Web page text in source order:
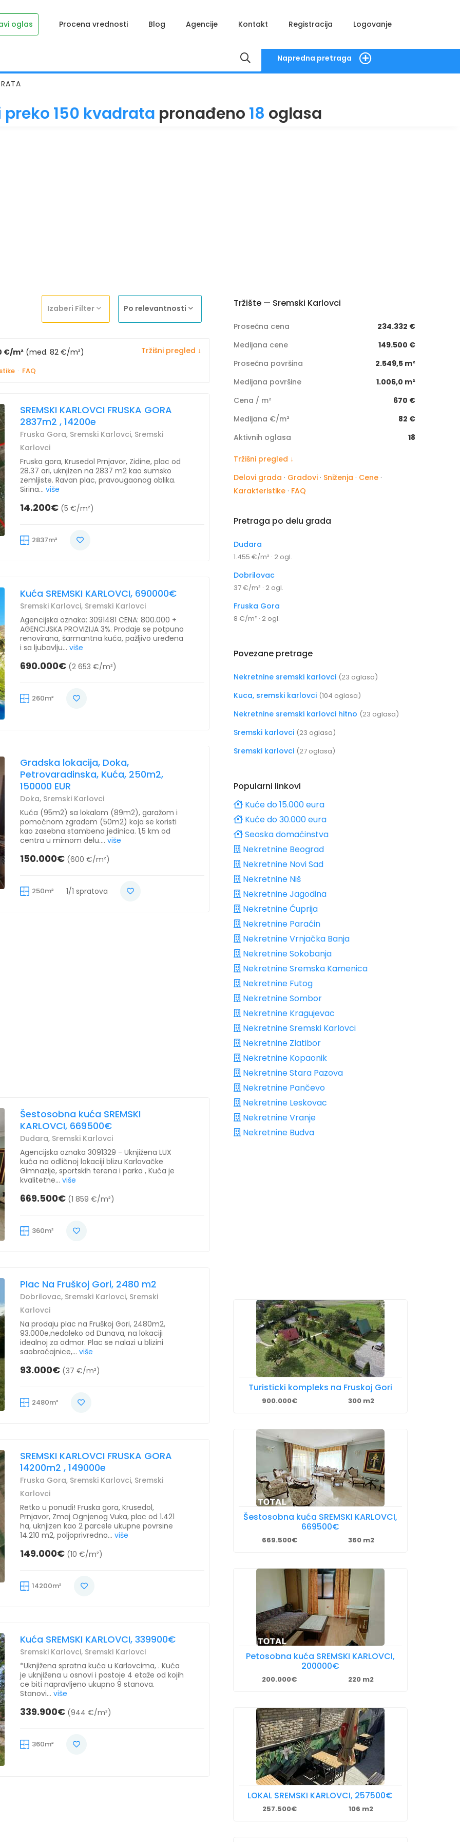
oglas Procena vrednosti Blog Agencije Kontakt Registracija Logovanje
Napredna pretraga
150 kvadrata pronađeno 18 oglasa
Izaberi Filter Po relevantnosti
€/m² (med. 82 €/m²) Tržišni pregled ↓
· FAQ
SREMSKI KARLOVCI FRUSKA GORA
2837m2 , 14200e
Fruska Gora, Sremski Karlovci, Sremski
Karlovci
Fruska gora, Krusedol Prnjavor, Zidine, plac od
28.37 ari, uknjizen na 2837 m2 kao sumsko
zemljiste. Ravan plac, pravougaonog oblika.
Sirina... više
14.200€ (5 €/m²)
2837m²
Kuća SREMSKI KARLOVCI, 690000€
Sremski Karlovci, Sremski Karlovci
Agencijska oznaka: 3091481 CENA: 800.000 +
AGENCIJSKA PROVIZIJA 3%. Prodaje se potpuno
renovirana, šarmantna kuća, pažljivo uređena
i sa ljubavlju... više
690.000€ (2 653 €/m²)
260m²
Gradska lokacija, Doka,
Petrovaradinska, Kuća, 250m2,
150000 EUR
Doka, Sremski Karlovci
Kuća (95m2) sa lokalom (89m2), garažom i
pomoćnom zgradom (50m2) koja se koristi
kao zasebna stambena jedinica. 1,5 km od
centra u mirnom delu.... više
150.000€ (600 €/m²)
250m² 1/1 spratova
Šestosobna kuća SREMSKI
KARLOVCI, 669500€
Dudara, Sremski Karlovci
Agencijska oznaka 3091329 - Uknjižena LUX
kuća na odličnoj lokaciji blizu Karlovačke
Gimnazije, sportskih terena i parka , Kuća je
kvalitetne... više
669.500€ (1 859 €/m²)
360m²
Plac Na Fruškoj Gori, 2480 m2
Dobrilovac, Sremski Karlovci, Sremski
Karlovci
Na prodaju plac na Fruškoj Gori, 2480m2,
93.000e,nedaleko od Dunava, na lokaciji
idealnoj za odmor. Plac se nalazi u blizini
saobraćajnice,... više
93.000€ (37 €/m²)
2480m²
SREMSKI KARLOVCI FRUSKA GORA
14200m2 , 149000e
Fruska Gora, Sremski Karlovci, Sremski
Karlovci
Retko u ponudi! Fruska gora, Krusedol,
Prnjavor, Zmaj Ognjenog Vuka, plac od 1.421
ha, uknjizen kao 2 parcele ukupne povrsine
14.210 m2, poljoprivredno... više
149.000€ (10 €/m²)
14200m²
Kuća SREMSKI KARLOVCI, 339900€
Sremski Karlovci, Sremski Karlovci
*Uknjižena spratna kuća u Karlovcima, . Kuća
je uknjižena u osnovi i postoje 4 etaže od kojih
ce biti napravljeno ukupno 9 stanova.
Stanovi... više
339.900€ (944 €/m²)
360m²
Tržište — Sremski Karlovci
Prosečna cena
234.332 €
Medijana cene
149.500 €
Prosečna površina
2.549,5 m²
Medijana površine
1.006,0 m²
Cena / m²
670 €
Medijana €/m²
82 €
Aktivnih oglasa
18
Tržišni pregled ↓
Delovi grada · Gradovi · Sniženja · Cene ·
Karakteristike · FAQ
Pretraga po delu grada
Dudara
1.455 €/m² · 2 ogl.
Dobrilovac
37 €/m² · 2 ogl.
Fruska Gora
8 €/m² · 2 ogl.
Povezane pretrage
Nekretnine sremski karlovci (23 oglasa)
Kuca, sremski karlovci (104 oglasa)
Nekretnine sremski karlovci hitno (23 oglasa)
Sremski karlovci (23 oglasa)
Sremski karlovci (27 oglasa)
Popularni linkovi
Kuće do 15.000 eura
Kuće do 30.000 eura
Seoska domaćinstva
Nekretnine Beograd
Nekretnine Novi Sad
Nekretnine Niš
Nekretnine Jagodina
Nekretnine Ćuprija
Nekretnine Paraćin
Nekretnine Vrnjačka Banja
Nekretnine Sokobanja
Nekretnine Sremska Kamenica
Nekretnine Futog
Nekretnine Sombor
Nekretnine Kragujevac
Nekretnine Sremski Karlovci
Nekretnine Zlatibor
Nekretnine Kopaonik
Nekretnine Stara Pazova
Nekretnine Pančevo
Nekretnine Leskovac
Nekretnine Vranje
Nekretnine Budva
Turisticki kompleks na Fruskoj Gori
900.000€ 300 m2
Šestosobna kuća SREMSKI KARLOVCI,
669500€
669.500€ 360 m2
Petosobna kuća SREMSKI KARLOVCI,
200000€
200.000€ 220 m2
LOKAL SREMSKI KARLOVCI, 257500€
257.500€ 106 m2